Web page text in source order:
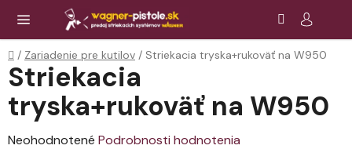
obsah
Domov
/ Zariadenie pre kutilov / Striekacia tryska+rukoväť na W950
Striekacia
tryska+rukoväť na W950
Priemerné
Neohodnotené Podrobnosti hodnotenia